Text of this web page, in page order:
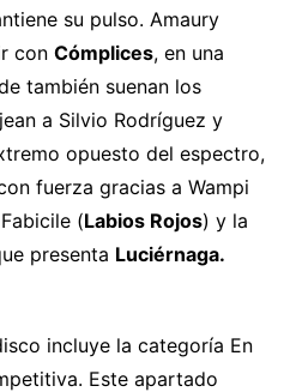
su pulso. Amaury
con Cómplices, en una
también suenan los
a Silvio Rodríguez y
opuesto del espectro,
fuerza gracias a Wampi
(Labios Rojos) y la
presenta Luciérnaga.
incluye la categoría En
Este apartado